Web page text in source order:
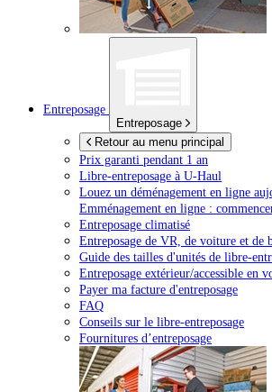
Entreposage
Entreposage
Retour au menu principal
Prix garanti pendant 1 an
Libre-entreposage à U-Haul
Louez un déménagement en ligne
Emménagement en ligne :
Entreposage climatisé
Entreposage de VR, de voiture et de
Guide des tailles d'unités de libre-
Entreposage extérieur/accessible en
Payer ma facture d'entreposage
FAQ
Conseils sur le libre-entreposage
Fournitures d’entreposage